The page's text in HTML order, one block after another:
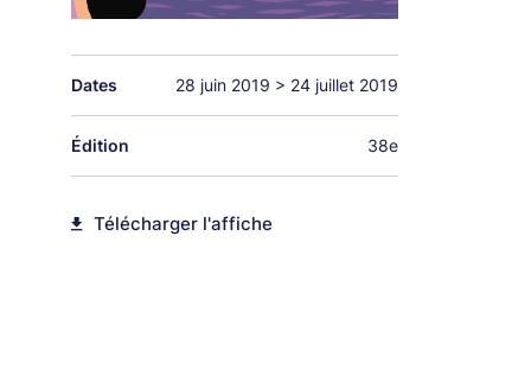
Dates 28 juin 2019 > 24 juillet 2019
Édition 38e
Télécharger l'affiche